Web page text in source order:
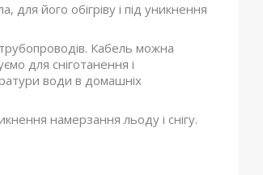
його обігріву і під уникнення
трубопроводів. Кабель можна
для сніготанення і
води в домашніх
намерзання льоду і снігу.